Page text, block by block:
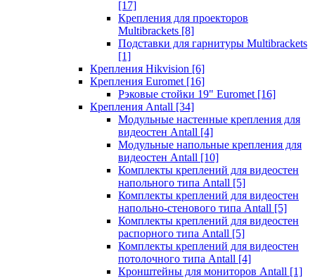
[17]
Крепления для проекторов
Multibrackets [8]
Подставки для гарнитуры Multibrackets
[1]
Крепления Hikvision [6]
Крепления Euromet [16]
Рэковые стойки 19" Euromet [16]
Крепления Antall [34]
Модульные настенные крепления для
видеостен Antall [4]
Модульные напольные крепления для
видеостен Antall [10]
Комплекты креплений для видеостен
напольного типа Antall [5]
Комплекты креплений для видеостен
напольно-стенового типа Antall [5]
Комплекты креплений для видеостен
распорного типа Antall [5]
Комплекты креплений для видеостен
потолочного типа Antall [4]
Кронштейны для мониторов Antall [1]